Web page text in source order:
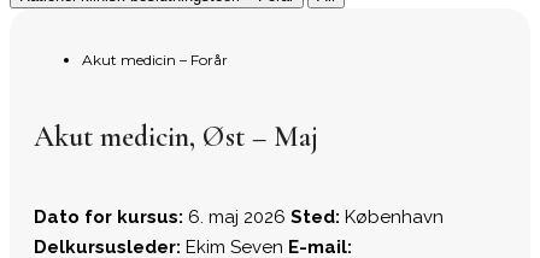
Akut medicin – Forår
Akut medicin, Øst – Maj
Dato for kursus: 6. maj 2026 Sted: København
Delkursusleder: Ekim Seven E-mail: